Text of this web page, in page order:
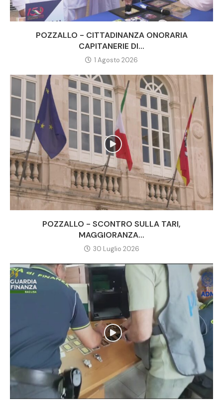
POZZALLO - CITTADINANZA ONORARIA
CAPITANERIE DI...
1 Agosto 2026
POZZALLO - SCONTRO SULLA TARI,
MAGGIORANZA...
30 Luglio 2026